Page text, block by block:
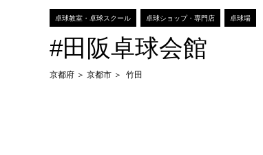
卓球教室・卓球スクール 卓球ショップ・専門店 卓球場
#田阪卓球会館
京都府 京都市 竹田